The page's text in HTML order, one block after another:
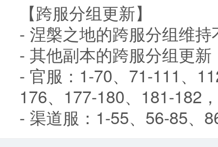
【跨服分组更新】
- 涅槃之地的跨服分组维持
- 其他副本的跨服分组更新
- 官服：1-70、71-111、
176、177-180、181-182
- 渠道服：1-55、56-85、